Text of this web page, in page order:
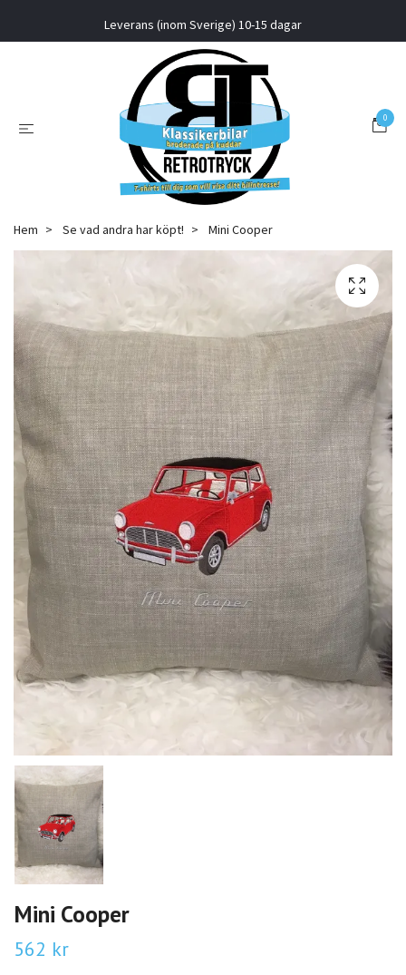
Leverans (inom Sverige) 10-15 dagar
0
Hem Se vad andra har köpt! Mini Cooper
Mini Cooper
562 kr